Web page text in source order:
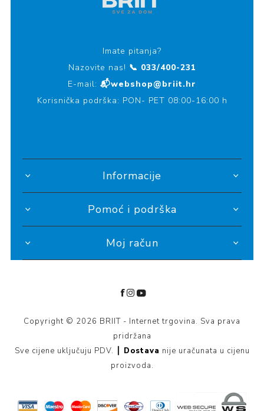
Imate pitanja?
Nazovite nas! 📞 033/400-231
E-mail: 📬webshop@briit.hr
Korisnička podrška: PON- PET 08:00-16:00 h
Informacije
Pomoć i podrška
Moj račun
Copyright © 2026 BRIIT - Internet trgovina. Sva prava
pridržana
Sve cijene uključuju PDV. ┃ Dostava nije uračunata u cijenu
proizvoda.